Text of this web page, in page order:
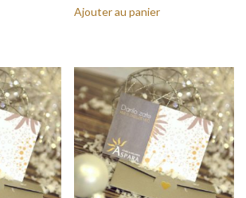
Ajouter au panier